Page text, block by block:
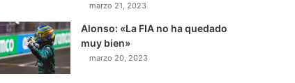
marzo 21, 2023
Alonso: «La FIA no ha quedado
muy bien»
marzo 20, 2023